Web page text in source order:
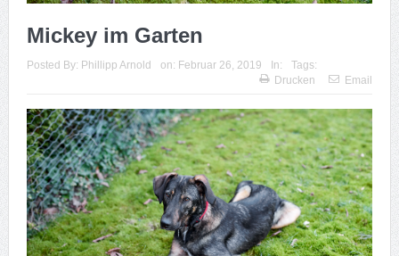
Mickey im Garten
Posted By: Phillipp Arnold on: Februar 26, 2019 In:
Tags:
Drucken
Email